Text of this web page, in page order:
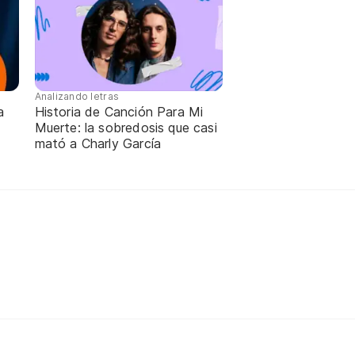
Analizando letras
Historia de Canción Para Mi
Muerte: la sobredosis que casi
mató a Charly García